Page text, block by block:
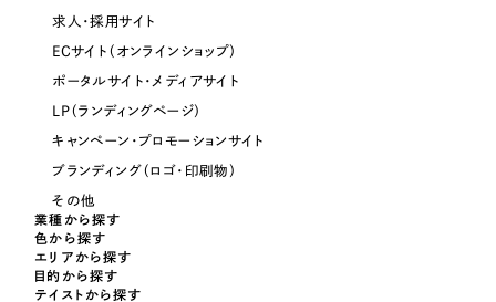
求人・採用サイト
ECサイト（オンラインショップ）
ポータルサイト・メディアサイト
LP（ランディングページ）
キャンペーン・プロモーションサイト
ブランディング（ロゴ・印刷物）
その他
業種から探す
色から探す
エリアから探す
目的から探す
テイストから探す